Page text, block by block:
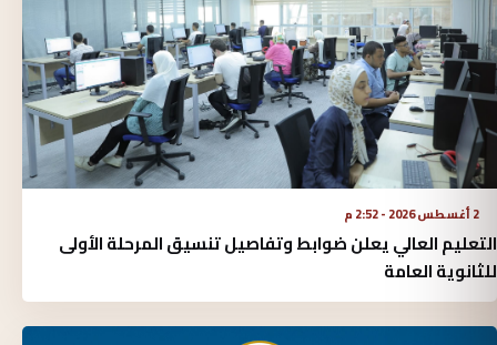
2 أغسطس 2026 - 2:52 م
التعليم العالي يعلن ضوابط وتفاصيل تنسيق المرحلة الأولى
للثانوية العامة